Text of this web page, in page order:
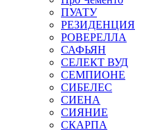
ПУАТУ
РЕЗИДЕНЦИЯ
РОВЕРЕЛЛА
САФЬЯН
СЕЛЕКТ ВУД
СЕМПИОНЕ
СИБЕЛЕС
СИЕНА
СИЯНИЕ
СКАРПА